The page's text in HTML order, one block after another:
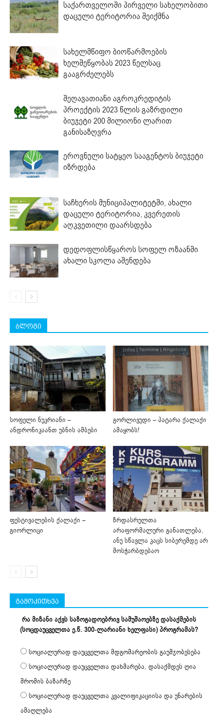
საქართველოში პირველი სახელობითი
დაცული ტერიტორია შეიქმნა
სახელმწიფო ბიოწარმოების
ხელშეწყობას 2023 წელსაც
გააგრძელებს
შეღავათიანი აგროკრედიტის
პროექტის 2023 წლის გაზრდილი
ბიუჯეტი 200 მილიონი ლარით
განისაზღვრა
ეროვნული სატყეო სააგენტოს ბიუჯეტი
იზრდება
საჩხერის მუნიციპალიტეტში, ახალი
დაცული ტერიტორია, კვერეთის
აღკვეთილი დაარსდება
დედოფლისწყაროს სოფელ ოზაანში
ახალი სკოლა აშენდება
ბლოგი
სოფელი ნუკრიანი –
ანდრონიკაანთ უბნის ამბები
გორლივუდი – პატარა ქალაქი
ამაყობს!
ფესტივალების ქალაქი –
გიორლიცი
ზრდასრულთა
არაფორმალური განათლება,
ანუ სწავლა კაცს სიბერემდე არ
მოსჭარბდებაო
გამოკითხვა
რა მიზანი აქვს საზოგადოებრივ სამუშაოებზე დასაქმების
(სოცდაუცველთა ე.წ. 300-ლარიანი ხელფასი) პროგრამას?
სოციალურად დაუცველთა მდგომარეობის გაუმჯობესება
სოციალურად დაუცველთა დახმარება, დასაქმდეს ღია
შრომის ბაზარზე
სოციალურად დაუცველთა კვალიფიკაციისა და უნარების
ამაღლება